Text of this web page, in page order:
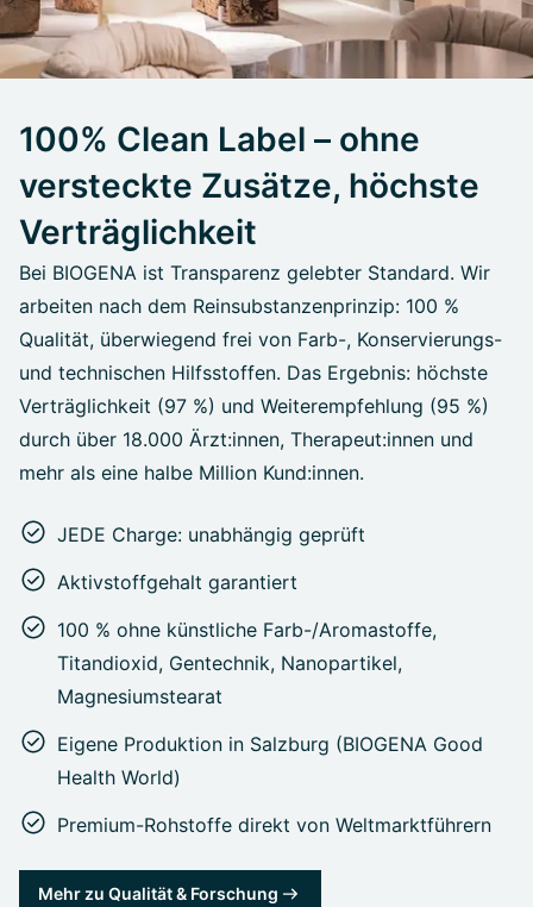
100% Clean Label – ohne
versteckte Zusätze, höchste
Verträglichkeit
Bei BIOGENA ist Transparenz gelebter Standard. Wir
arbeiten nach dem Reinsubstanzenprinzip: 100 %
Qualität, überwiegend frei von Farb-, Konservierungs-
und technischen Hilfsstoffen. Das Ergebnis: höchste
Verträglichkeit (97 %) und Weiterempfehlung (95 %)
durch über 18.000 Ärzt:innen, Therapeut:innen und
mehr als eine halbe Million Kund:innen.
JEDE Charge: unabhängig geprüft
Aktivstoffgehalt garantiert
100 % ohne künstliche Farb-/Aromastoffe,
Titandioxid, Gentechnik, Nanopartikel,
Magnesiumstearat
Eigene Produktion in Salzburg (BIOGENA Good
Health World)
Premium-Rohstoffe direkt von Weltmarktführern
Mehr zu Qualität & Forschung